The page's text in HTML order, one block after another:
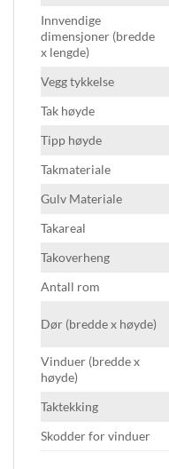
Innvendige
dimensjoner (bredde
x lengde)
Vegg tykkelse
Tak høyde
Tipp høyde
Takmateriale
Gulv Materiale
Takareal
Takoverheng
Antall rom
Dør (bredde x høyde)
Vinduer (bredde x
høyde)
Taktekking
Skodder for vinduer